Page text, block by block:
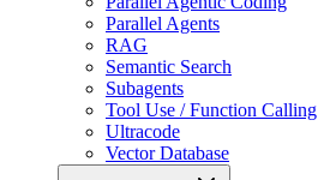
Parallel Agents
RAG
Semantic Search
Subagents
Tool Use / Function Calling
Ultracode
Vector Database